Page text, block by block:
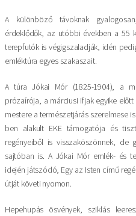
A különböző távoknak
érdeklődők, az utóbbi években a 55
terepfutók is végigszaladják, idén
emléktúra egyes szakaszait.
A túra Jókai Mór (1825-1904), a
prózaírója, a márciusi ifjak egyike
mestere a természetjárás szerelmese
ben alakult EKE támogatója és
regényeiből is visszaköszönnek, de
sajtóban is. A Jókai Mór emlék- és
idején játszódó, Egy az Isten című
útját követi nyomon.
Hepehupás ösvények, sziklás